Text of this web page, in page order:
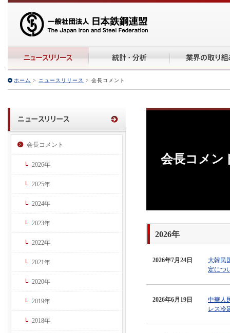
ホーム > ニュースリリース > 会長コメント
会長コメン
2026年
2026年7月24日
大韓民
定につ
2026年6月19日
中華人
レス冷
会長コメント
2026年
2025年
2024年
2023年
2022年
2021年
2020年
2019年
2018年